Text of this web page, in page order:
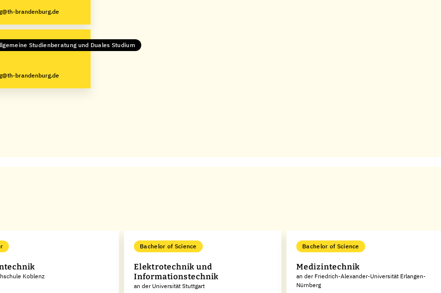
brandenburg.de
Studienberatung und Duales Studium
brandenburg.de
Koblenz
Bachelor of Science
Elektrotechnik und
Informationstechnik
an der Universität Stuttgart
Bachelor of Science
Medizintechnik
an der Friedrich-Alexander-Universität Erlangen-
Nürnberg